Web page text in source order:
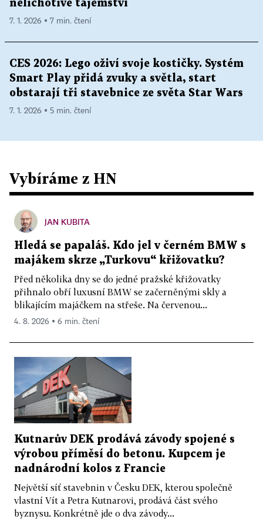
nelichotivé tajemství
7. 1. 2026 ▪ 7 min. čtení
CES 2026: Lego oživí svoje kostičky. Systém
Smart Play přidá zvuky a světla, start
obstarají tři stavebnice ze světa Star Wars
7. 1. 2026 ▪ 5 min. čtení
Vybíráme z HN
JAN KUBITA
Hledá se papaláš. Kdo jel v černém BMW s
majákem skrze „Turkovu“ křižovatku?
Před několika dny se do jedné pražské křižovatky
přihnalo obří luxusní BMW se začerněnými skly a
blikajícím majáčkem na střeše. Na červenou...
4. 8. 2026 ▪ 6 min. čtení
Kutnarův DEK prodává závody spojené s
výrobou příměsí do betonu. Kupcem je
nadnárodní kolos z Francie
Největší síť stavebnin v Česku DEK, kterou společně
vlastní Vít a Petra Kutnarovi, prodává část svého
byznysu. Konkrétně jde o dva závody...